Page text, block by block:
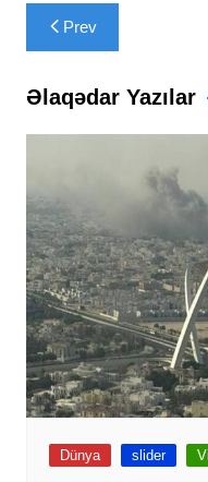
Yazı
naviqasiyası
Prev
Əlaqədar Yazılar
Dünya slider